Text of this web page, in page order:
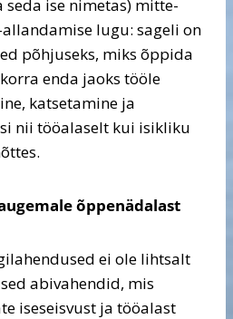
seda ise nimetas) mitte-
lugu: sageli on
põhjuseks, miks õppida
enda jaoks tööle
katsetamine ja
nii tööalaselt kui isikliku
õppenädalast
ei ole lihtsalt
abivahendid, mis
iseseisvust ja tööalast